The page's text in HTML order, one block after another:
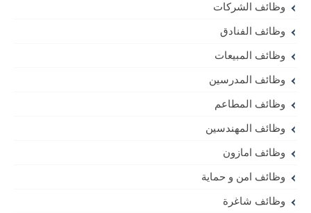
وظائف الشركات
وظائف الفنادق
وظائف المبيعات
وظائف المدرسين
وظائف المطاعم
وظائف المهندسين
وظائف امازون
وظائف امن و حماية
وظائف شاغرة